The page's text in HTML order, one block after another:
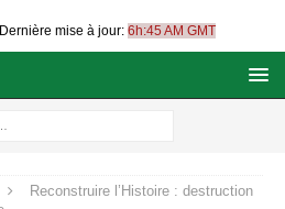
Dernière mise à jour: 6h:45 AM GMT
Reconstruire l’Histoire : destruction